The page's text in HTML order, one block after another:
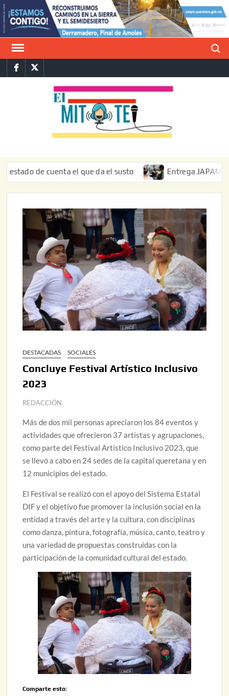
Saltar
al
contenido
FacebookTwitter
de cuenta el que da el susto Entrega JAPAM
DESTACADAS SOCIALES
Concluye Festival Artístico Inclusivo
2023
REDACCIÓN
Más de dos mil personas apreciaron los 84 eventos y
actividades que ofrecieron 37 artistas y agrupaciones,
como parte del Festival Artístico Inclusivo 2023, que
se llevó a cabo en 24 sedes de la capital queretana y en
12 municipios del estado.
El Festival se realizó con el apoyo del Sistema Estatal
DIF y el objetivo fue promover la inclusión social en la
entidad a través del arte y la cultura, con disciplinas
como danza, pintura, fotografía, música, canto, teatro y
una variedad de propuestas construidas con la
participación de la comunidad cultural del estado.
Comparte esto: